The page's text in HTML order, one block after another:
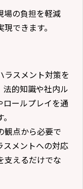
場の負担を軽減
できます。
ラスメント対策を
的知識や社内ル
ロールプレイを通
観点から必要で
スメントへの対応
支えるだけでな